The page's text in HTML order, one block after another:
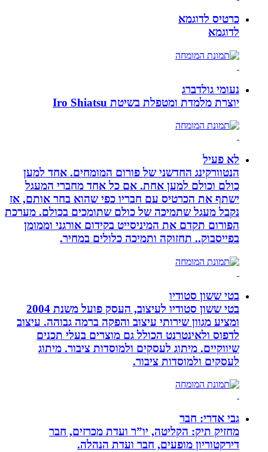
כרטיס לדוגמא
לדוגמא
נעומי גולדברג
יוצרת מלמדת ומטפלת בשיטת Iro Shiatsu
לא פעיל
הנטוורקינג החדשני של פורום המומחים. אחד למען
כולם וכולם למען אחת. אם כל אחד מחברי המעגל
ישתף את הכרטיס עם חבריו כפי שהוא בחר אותם, אז
נקבל מעגל שתמיכה של כולם שתומכים בכולם. מערכת
הפורום תקדם את המיניסייט בקידום אורגני וממומן
בפייסבוק.. תחזוקה ותמיכה כלולים במחיר.
בטי ששון סטודיו
בטי ששון סטודיו לעיצוב, העסק פועל משנת 2004
ומציע מגוון שירותי עיצוב והפקה ברמה גבוהה. עיצוב
לדפוס ולאינטרנט הכולל גם מוצרים בעלי תכנים
שיווקיים. מיתוג לעסקים ולמוסדות ציבור. מיתוג
לעסקים ולמוסדות ציבור.
גבי אדרי: חבר
מחזיק תיק: הקליטה, יו”ר ועדת מכרזים, חבר
דירקטוריון מופעים, חבר ועדת הנהלה.